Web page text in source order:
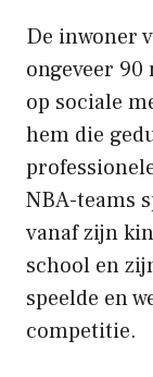
De inwoner
ongeveer
op sociale
hem die
NBA-teams
vanaf zijn
school en
speelde en
competitie.